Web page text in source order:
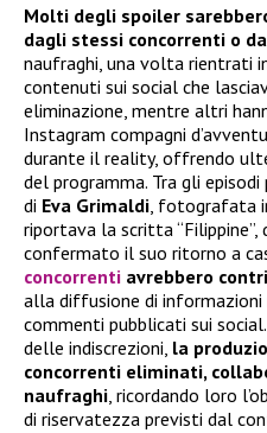
Molti degli spoiler
dagli stessi concorrenti o
naufraghi, una volta rientrati
contenuti sui social che
eliminazione, mentre altri
Instagram compagni
durante il reality, offrendo
del programma. Tra gli
di Eva Grimaldi, fotografata
riportava la scritta
confermato il suo ritorno a
concorrenti avrebbero
alla diffusione di
commenti pubblicati sui
delle indiscrezioni, la
concorrenti eliminati,
naufraghi, ricordando loro
di riservatezza previsti dal